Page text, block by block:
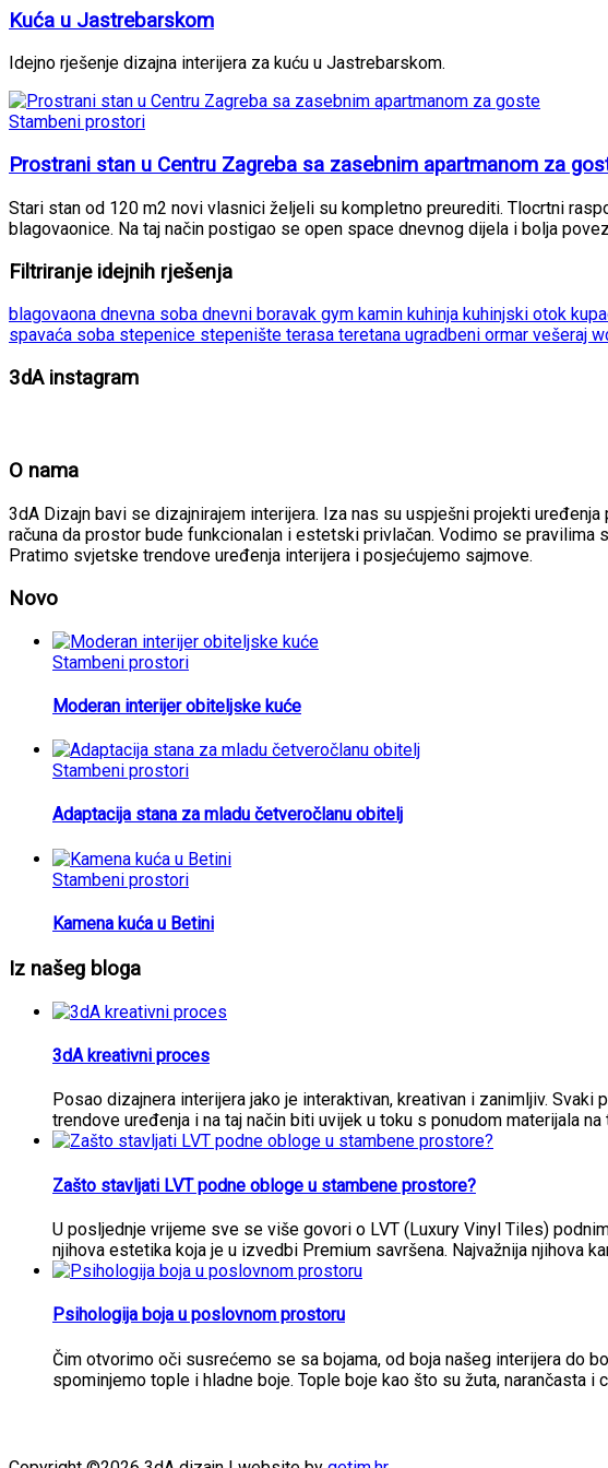
Kuća u Jastrebarskom
Idejno rješenje dizajna interijera za kuću u Jastrebarskom.
Stambeni prostori
Prostrani stan u Centru Zagreba sa zasebnim apartmanom za
Stari stan od 120 m2 novi vlasnici željeli su kompletno preurediti. Tlocrtni
blagovaonice. Na taj način postigao se open space dnevnog dijela i bolja
Filtriranje idejnih rješenja
blagovaona dnevna soba dnevni boravak gym kamin kuhinja kuhinjski otok
spavaća soba stepenice stepenište terasa teretana ugradbeni ormar vešeraj
3dA instagram
O nama
3dA Dizajn bavi se dizajnirajem interijera. Iza nas su uspješni projekti
računa da prostor bude funkcionalan i estetski privlačan. Vodimo se
Pratimo svjetske trendove uređenja interijera i posjećujemo sajmove.
Novo
Stambeni prostori
Moderan interijer obiteljske kuće
Stambeni prostori
Adaptacija stana za mladu četveročlanu obitelj
Stambeni prostori
Kamena kuća u Betini
Iz našeg bloga
3dA kreativni proces
Posao dizajnera interijera jako je interaktivan, kreativan i zanimljiv.
trendove uređenja i na taj način biti uvijek u toku s ponudom materijala
Zašto stavljati LVT podne obloge u stambene prostore?
U posljednje vrijeme sve se više govori o LVT (Luxury Vinyl Tiles)
njihova estetika koja je u izvedbi Premium savršena. Najvažnija njihova
Psihologija boja u poslovnom prostoru
Čim otvorimo oči susrećemo se sa bojama, od boja našeg interijera do
spominjemo tople i hladne boje. Tople boje kao što su žuta, narančasta